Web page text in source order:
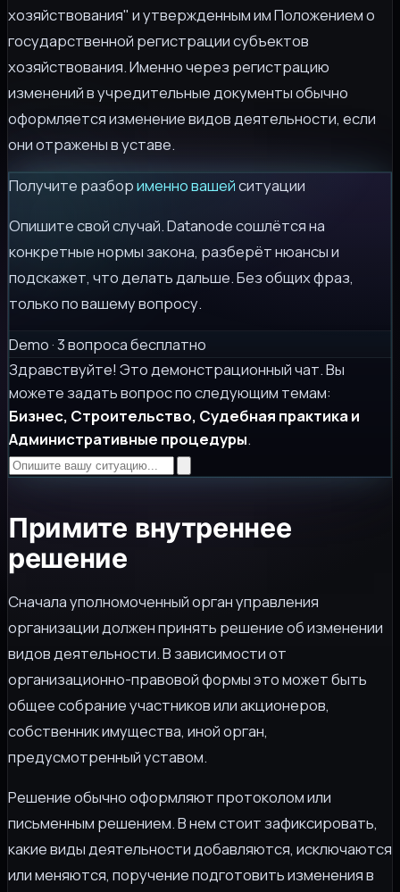
хозяйствования" и утвержденным им Положением о
государственной регистрации субъектов
хозяйствования. Именно через регистрацию
изменений в учредительные документы обычно
оформляется изменение видов деятельности, если
они отражены в уставе.
Получите разборименно вашейситуации
Опишите свой случай. Datanode сошлётся на
конкретные нормы закона, разберёт нюансы и
подскажет, что делать дальше. Без общих фраз,
только по вашему вопросу.
Demo · 3 вопроса бесплатно
Здравствуйте! Это демонстрационный чат. Вы
можете задать вопрос по следующим темам:
Бизнес, Строительство, Судебная практика и
Административные процедуры.
Примите внутреннее
решение
Сначала уполномоченный орган управления
организации должен принять решение об изменении
видов деятельности. В зависимости от
организационно-правовой формы это может быть
общее собрание участников или акционеров,
собственник имущества, иной орган,
предусмотренный уставом.
Решение обычно оформляют протоколом или
письменным решением. В нем стоит зафиксировать,
какие виды деятельности добавляются, исключаются
или меняются, поручение подготовить изменения в